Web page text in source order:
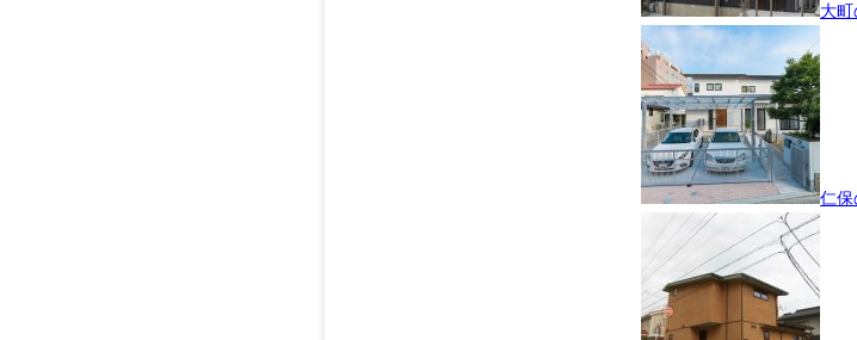
大町
仁保